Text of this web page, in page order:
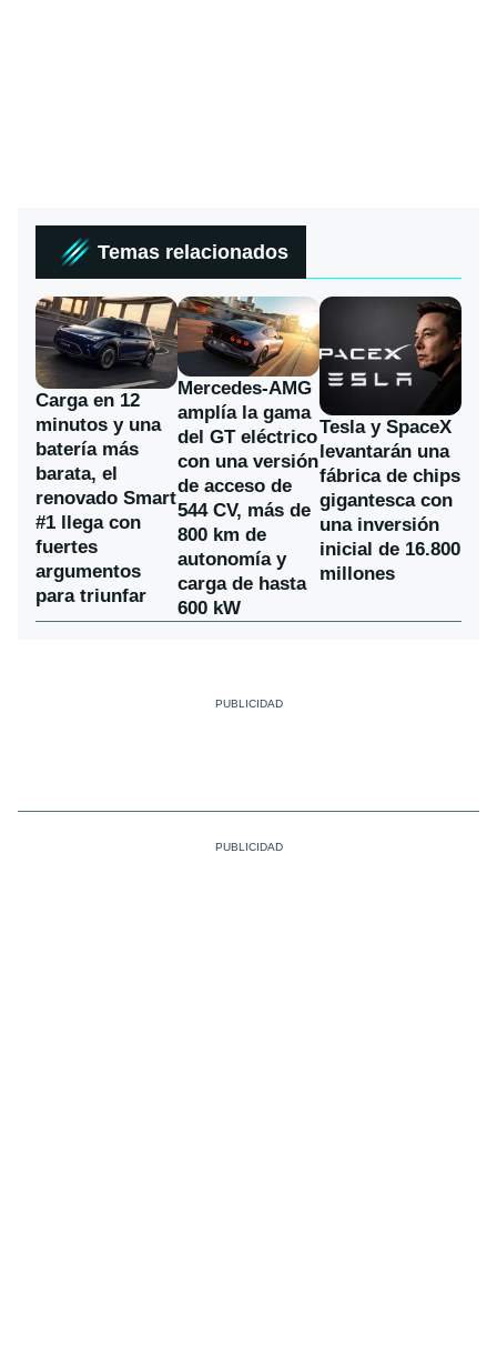
Temas relacionados
Carga en 12
minutos y una
batería más
barata, el
renovado Smart
#1 llega con
fuertes
argumentos
para triunfar
Mercedes-AMG
amplía la gama
del GT eléctrico
con una versión
de acceso de
544 CV, más de
800 km de
autonomía y
carga de hasta
600 kW
Tesla y SpaceX
levantarán una
fábrica de chips
gigantesca con
una inversión
inicial de 16.800
millones